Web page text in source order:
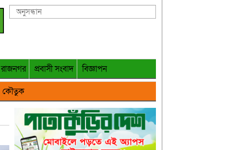
রাজনগর প্রবাসী সংবাদ
বিজ্ঞাপন
কৌতুক